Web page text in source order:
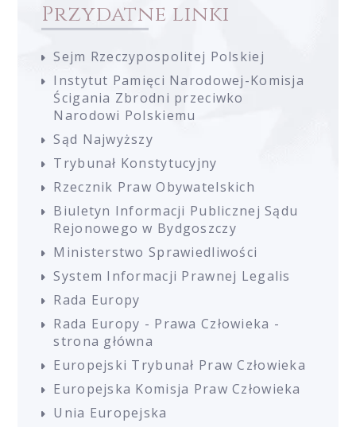
Przydatne linki
Sejm Rzeczypospolitej Polskiej
Instytut Pamięci Narodowej-Komisja
Ścigania Zbrodni przeciwko
Narodowi Polskiemu
Sąd Najwyższy
Trybunał Konstytucyjny
Rzecznik Praw Obywatelskich
Biuletyn Informacji Publicznej Sądu
Rejonowego w Bydgoszczy
Ministerstwo Sprawiedliwości
System Informacji Prawnej Legalis
Rada Europy
Rada Europy - Prawa Człowieka -
strona główna
Europejski Trybunał Praw Człowieka
Europejska Komisja Praw Człowieka
Unia Europejska